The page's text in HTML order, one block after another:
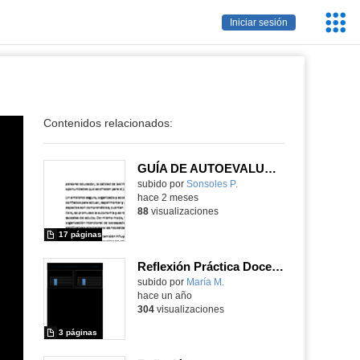
Iniciar sesión
Contenidos relacionados:
GUÍA DE AUTOEVALUACIÓN Rol del personal educador como acompañantes del juego
Contenido educativo.
subido por Sonsoles P.
17 páginas
hace 2 meses
88visualizaciones
Reflexión Práctica Docente Evidencia 2
Contenido educativo.
subido por María M.
3 páginas
hace un año
304visualizaciones